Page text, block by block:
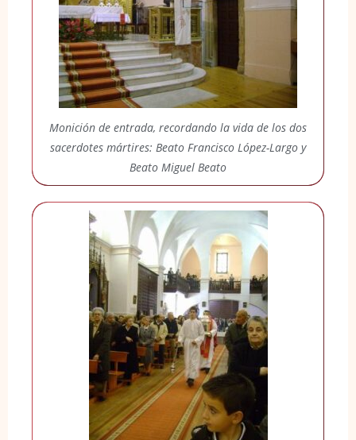
Monición de entrada, recordando la vida de los dos
sacerdotes mártires: Beato Francisco López-Largo y
Beato Miguel Beato